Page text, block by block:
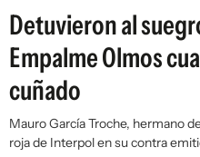
Detuvieron al
Empalme Olmos
cuñado
Mauro García Troche, hermano
roja de Interpol en su contra